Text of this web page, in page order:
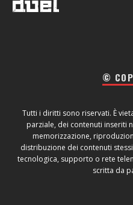
©
Tutti i diritti sono riservati. È
parziale, dei contenuti inseriti
memorizzazione,
distribuzione dei contenuti
tecnologica, supporto o rete
scritta da